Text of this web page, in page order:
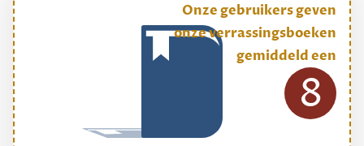
Onze gebruikers geven
onze verrassingsboeken
gemiddeld een
8